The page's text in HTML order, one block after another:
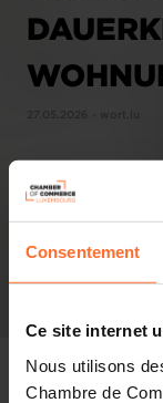
Consentement
Ce site internet
Nous utilisons
Chambre de